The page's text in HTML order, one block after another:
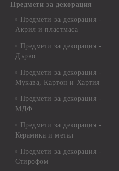
Предмети за декорация
Предмети за декорация -
Акрил и пластмаса
Предмети за декорация -
Дърво
Предмети за декорация -
Мукава, Картон и Хартия
Предмети за декорация -
МДФ
Предмети за декорация -
Керамика и метал
Предмети за декорация -
Стирофом